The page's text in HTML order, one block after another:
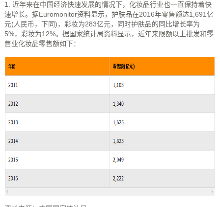
1. 近年来在中国经济快速发展的情况下，化妆品行业也一直保持着快
速增长。据Euromonitor资料显示，护肤品在2016年零售额达1,691亿
元(人民币，下同)，彩妆为283亿元，同时护肤品的同比增长率为
5%，彩妆为12%。据国家统计局资料显示，近年来限额以上批发和零
售业化妆品零售额如下：